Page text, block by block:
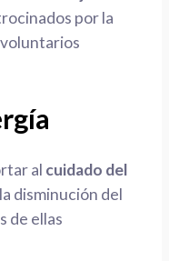
por la
al cuidado del
disminución del
de ellas